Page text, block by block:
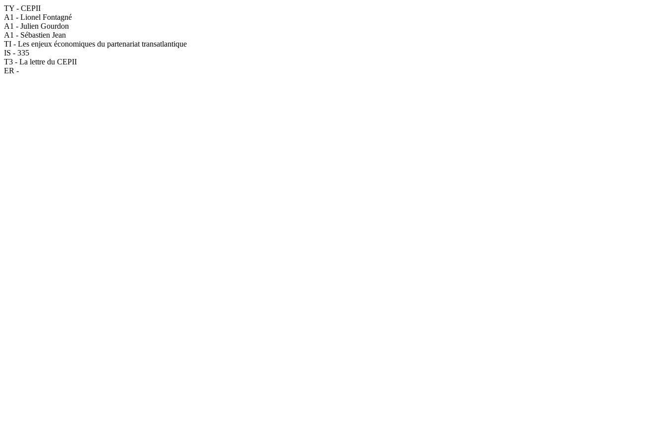
TY - CEPII
A1 - Lionel Fontagné
A1 - Julien Gourdon
A1 - Sébastien Jean
TI - Les enjeux économiques du partenariat transatlantique
IS - 335
T3 - La lettre du CEPII
ER -